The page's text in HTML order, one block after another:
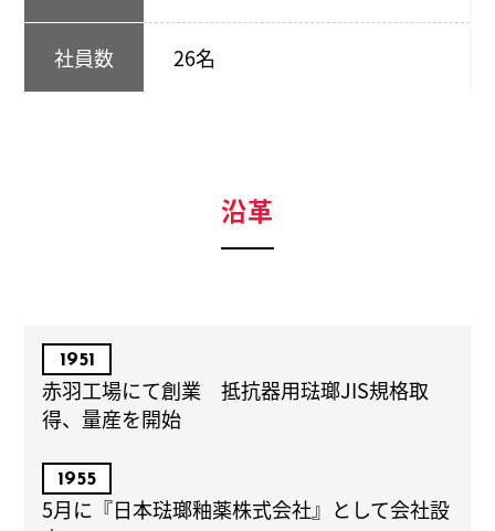
社員数 26名
沿革
1951
赤羽工場にて創業 抵抗器用琺瑯JIS規格取
得、量産を開始
1955
5月に『日本琺瑯釉薬株式会社』として会社設